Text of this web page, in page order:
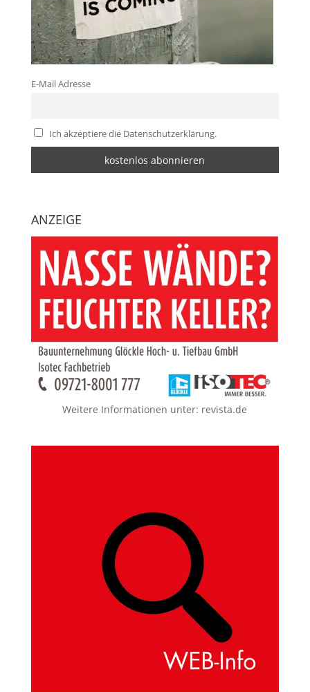
E-Mail Adresse
Ich akzeptiere die Datenschutzerklärung.
ANZEIGE
Weitere Informationen unter: revista.de